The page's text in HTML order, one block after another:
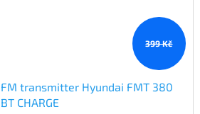
399 Kč
FM transmitter Hyundai FMT 380
BT CHARGE